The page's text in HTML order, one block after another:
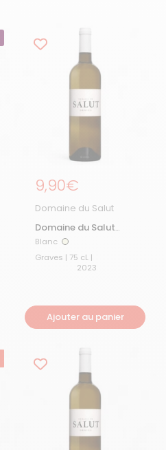
Prix régulier
9,90€
Domaine du Salut
Domaine du Salut
Blanc 2023
Blanc Blanc
Graves | 75 cL |
2023
Ajouter au panier